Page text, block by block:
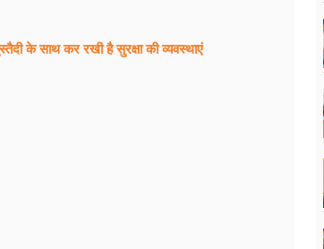
के साथ कर रखी है सुरक्षा की व्यवस्थाएं